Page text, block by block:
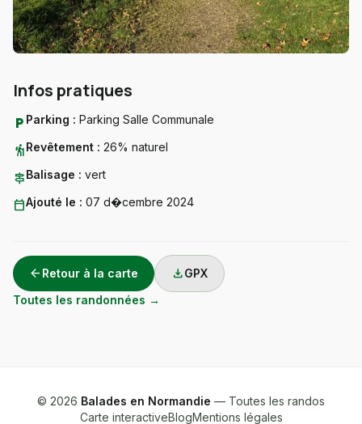
Infos pratiques
local_parking Parking : Parking Salle Communale
hikingRevêtement : 26% naturel
signpostBalisage : vert
calendar_todayAjouté le : 07 d�cembre 2024
arrow_back Retour à la carte downloadGPX
Toutes les randonnées →
© 2026 Balades en Normandie — Toutes les randos
Carte interactiveBlogMentions légales